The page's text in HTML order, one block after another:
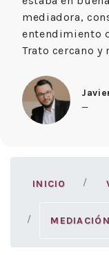
mediadora,
entendimiento
Trato cercano
—
INICIO